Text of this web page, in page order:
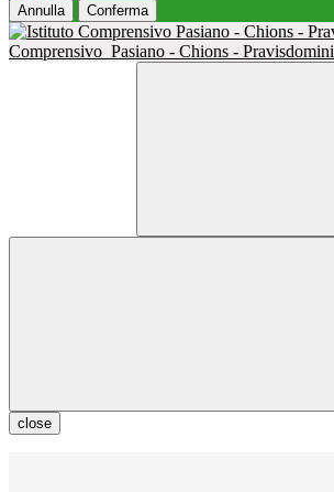
Annulla Conferma
Comprensivo Pasiano - Chions - Pravisdomini
close